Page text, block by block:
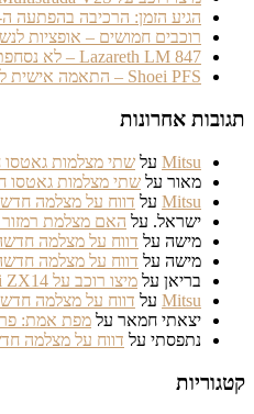
הגיע הזמן: הרכיבה בהפתעה ה-10 יוצאת לדרך!
רוכבים חמושים – אופציות
Lazareth LM 847 – לא נסחפתם בכלל
Shoei PFS – התאמה אישית לקסדה
אחרונות
Mitsuעלשתי מצלמות גאטסו
מאור עלשתי מצלמות גאטסו
Mitsuעלדווח על מצלמה חדשה
ישראל.עלהאם מצלמת רמזור
מישהעלדווח על מצלמה חדשה
מישהעלדווח על מצלמה חדשה
בריאןעלמיצו רוכב על Kawasaki ZX14 (מודל 2009)
Mitsuעלדווח על מצלמה חדשה
יצאתי חמארעלמפת אמת: פריסת
נתפסתיעלדווח על מצלמה חדשה